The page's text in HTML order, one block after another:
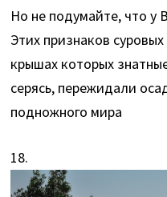
Но не подумайте, что у
Этих признаков
крышах которых
серясь, пережидали
подножного мира
18.